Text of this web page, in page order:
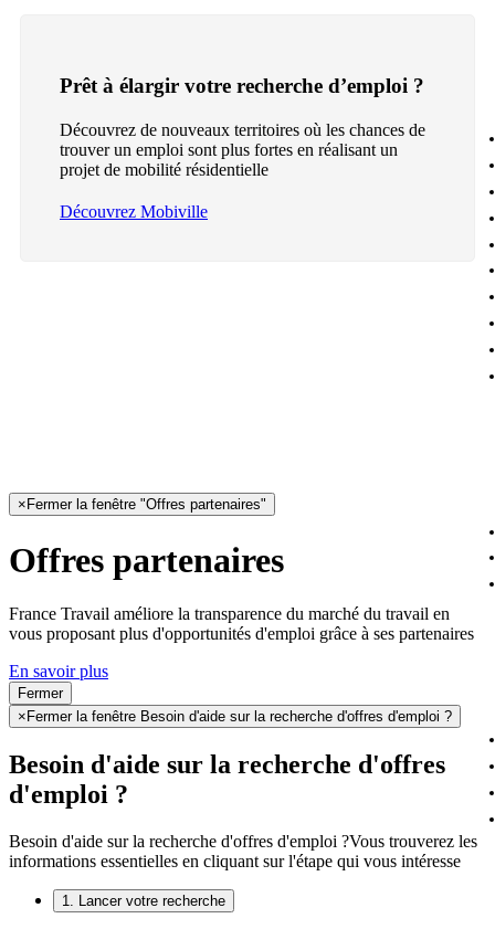
Prêt à élargir votre recherche d’emploi ?
Découvrez de nouveaux territoires où les chances de
trouver un emploi sont plus fortes en réalisant un
projet de mobilité résidentielle
Découvrez Mobiville
× Fermer la fenêtre "Offres partenaires"
Offres partenaires
France Travail améliore la transparence du marché du travail en
vous proposant plus d'opportunités d'emploi grâce à ses partenaires
En savoir plus
Fermer
× Fermer la fenêtre Besoin d'aide sur la recherche d'offres d'emploi ?
Besoin d'aide sur la recherche d'offres
d'emploi ?
Besoin d'aide sur la recherche d'offres d'emploi ?Vous trouverez les
informations essentielles en cliquant sur l'étape qui vous intéresse
1. Lancer votre recherche